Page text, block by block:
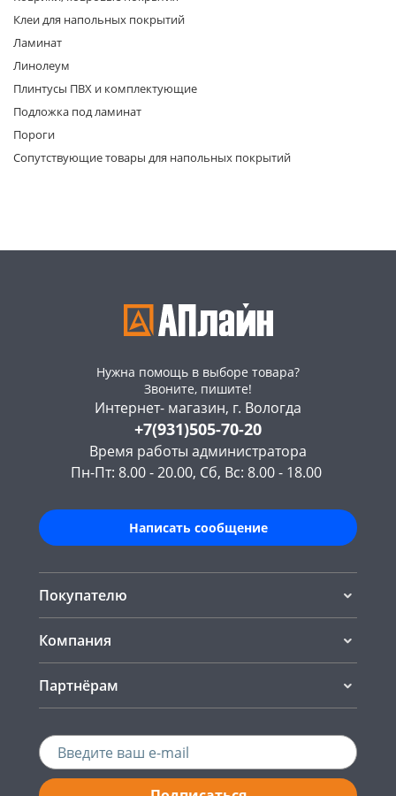
Клеи для напольных покрытий
Ламинат
Линолеум
Плинтусы ПВХ и комплектующие
Подложка под ламинат
Пороги
Сопутствующие товары для напольных покрытий
Нужна помощь в выборе товара?
Звоните, пишите!
Интернет- магазин, г. Вологда
+7(931)505-70-20
Время работы администратора
Пн-Пт: 8.00 - 20.00, Сб, Вс: 8.00 - 18.00
Написать сообщение
Покупателю
Компания
Партнёрам